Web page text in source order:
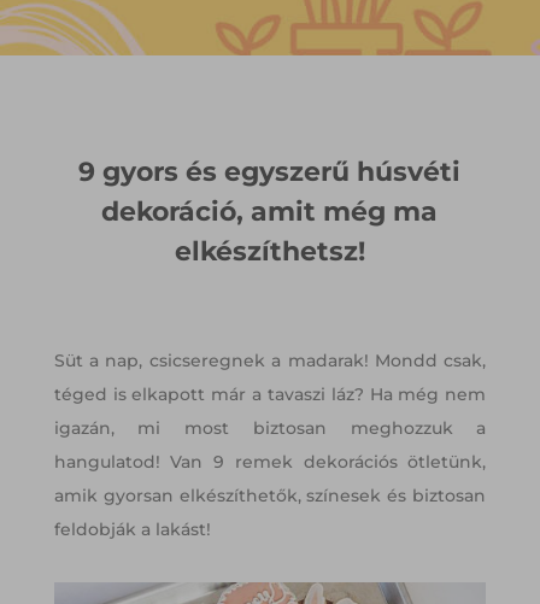
9 gyors és egyszerű húsvéti
dekoráció, amit még ma
elkészíthetsz!
Süt a nap, csicseregnek a madarak! Mondd csak,
téged is elkapott már a tavaszi láz? Ha még nem
igazán, mi most biztosan meghozzuk a
hangulatod! Van 9 remek dekorációs ötletünk,
amik gyorsan elkészíthetők, színesek és biztosan
feldobják a lakást!